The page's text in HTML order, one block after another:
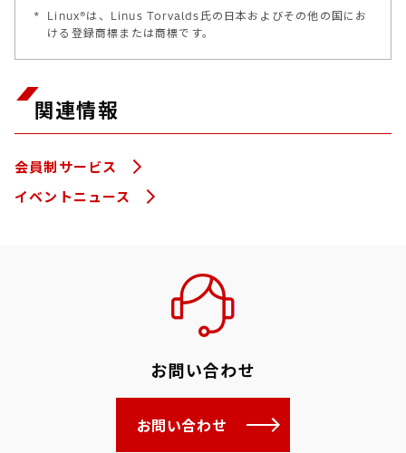
*
Linux®は、Linus Torvalds氏の日本およびその他の国にお
ける登録商標または商標です。
関連情報
会員制サービス
イベントニュース
お問い合わせ
お問い合わせ